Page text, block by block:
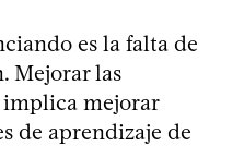
es la falta de
Mejorar las
mejorar
de aprendizaje de